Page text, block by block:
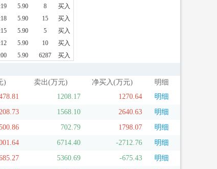
) 卖出(万元) 净买入(万元)
明细
1208.17 1270.64
明细
1568.10 2640.63
明细
702.79 1798.07
明细
6714.40 -2712.76
明细
5360.69 -675.43
明细